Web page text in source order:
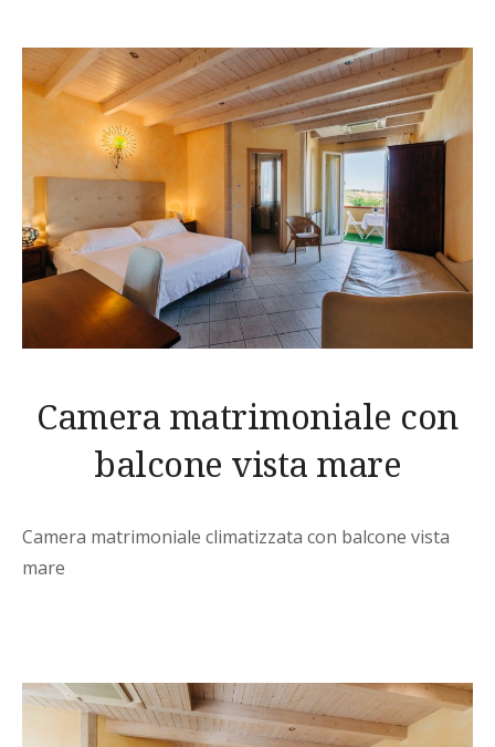
Camera matrimoniale con
balcone vista mare
Camera matrimoniale climatizzata con balcone vista
mare